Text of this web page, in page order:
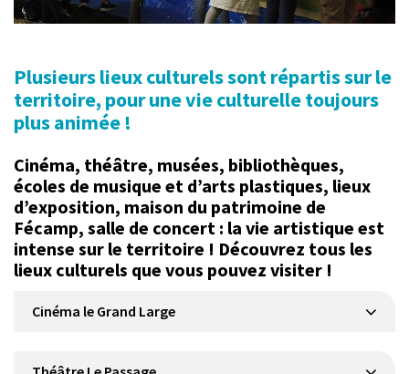
Plusieurs lieux culturels sont répartis sur le
territoire, pour une vie culturelle toujours
plus animée !
Cinéma, théâtre, musées, bibliothèques,
écoles de musique et d’arts plastiques, lieux
d’exposition, maison du patrimoine de
Fécamp, salle de concert : la vie artistique est
intense sur le territoire ! Découvrez tous les
lieux culturels que vous pouvez visiter !
Cinéma le Grand Large